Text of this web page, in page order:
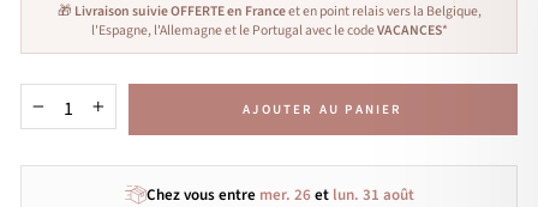
🎁 Livraison suivie OFFERTE en Franceet en point relais vers la Belgique,
l'Espagne, l'Allemagne et le Portugal avec le codeVACANCES*
+ AJOUTER AU PANIER
Chez vous entre mer. 26et lun. 31 août